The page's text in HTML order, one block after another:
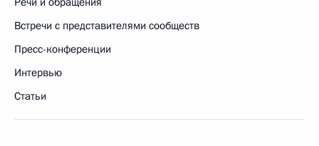
Встречи с представителями сообществ
Пресс-конференции
Интервью
Статьи